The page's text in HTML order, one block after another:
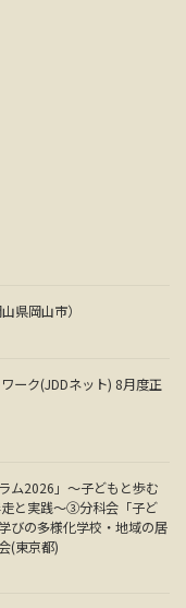
県岡山市）
ーク(JDDネット) 8月度正
ム2026」～子どもと歩む
と実践～③分科会「子ど
びの多様化学校・地域の居
(東京都)